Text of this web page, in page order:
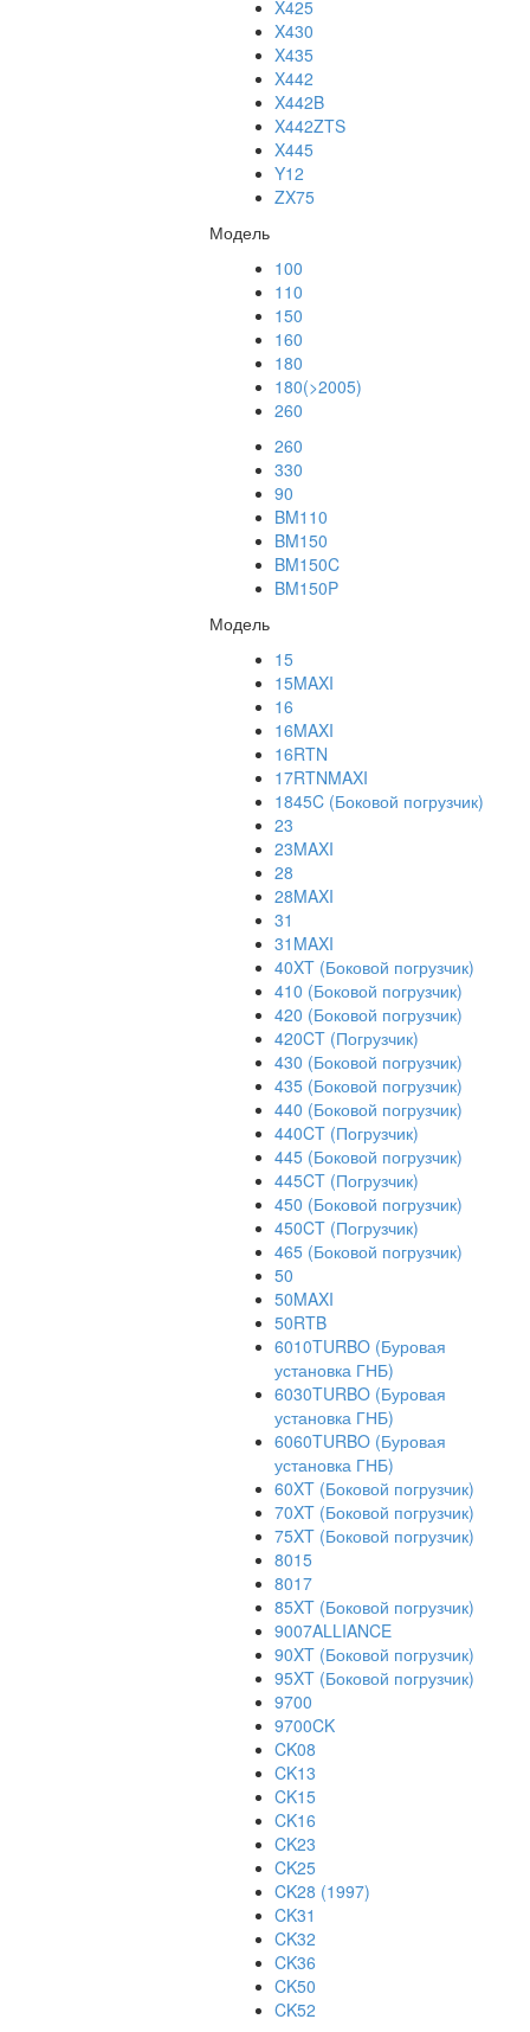
X425
X430
X435
X442
X442B
X442ZTS
X445
Y12
ZX75
Модель
100
110
150
160
180
180(>2005)
260
260
330
90
BM110
BM150
BM150C
BM150P
Модель
15
15MAXI
16
16MAXI
16RTN
17RTNMAXI
1845C (Боковой погрузчик)
23
23MAXI
28
28MAXI
31
31MAXI
40XT (Боковой погрузчик)
410 (Боковой погрузчик)
420 (Боковой погрузчик)
420CT (Погрузчик)
430 (Боковой погрузчик)
435 (Боковой погрузчик)
440 (Боковой погрузчик)
440CT (Погрузчик)
445 (Боковой погрузчик)
445CT (Погрузчик)
450 (Боковой погрузчик)
450CT (Погрузчик)
465 (Боковой погрузчик)
50
50MAXI
50RTB
6010TURBO (Буровая
установка ГНБ)
6030TURBO (Буровая
установка ГНБ)
6060TURBO (Буровая
установка ГНБ)
60XT (Боковой погрузчик)
70XT (Боковой погрузчик)
75XT (Боковой погрузчик)
8015
8017
85XT (Боковой погрузчик)
9007ALLIANCE
90XT (Боковой погрузчик)
95XT (Боковой погрузчик)
9700
9700CK
CK08
CK13
CK15
CK16
CK23
CK25
CK28 (1997)
CK31
CK32
CK36
CK50
CK52